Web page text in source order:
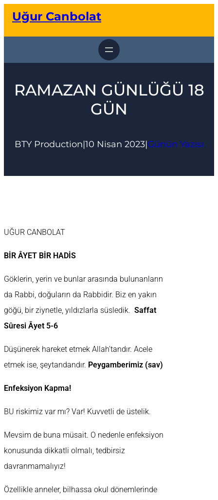
geçUğur Canbolat
RAMAZAN GÜNLÜĞÜ 18
GÜN
BTY Production|10 Nisan 2023|Günün Yazısı
UĞUR CANBOLAT
BİR ÂYET BİR HADİS
Göklerin, yerin ve bunlar arasında bulunanların
da Rabbi, doğuların da Rabbidir. Biz en yakın
göğü, bir ziynetle, yıldızlarla süsledik. Saffat
Sûresi Âyet 5-6
Düşünerek hareket etmek Allah’tandır. Acele
etmek ise, şeytandandır. Peygamberimiz (sav)
Enfeksiyon Kapma!
BU riskimiz var mı? Var! Kuvvetli de üstelik.
Mevsim de buna müsait. O nedenle enfeksiyon
konusunda dikkatli olmalı, tedbirsiz
davranmamalıyız!
Özellikle anneler, bilhassa okul dönemlerinde